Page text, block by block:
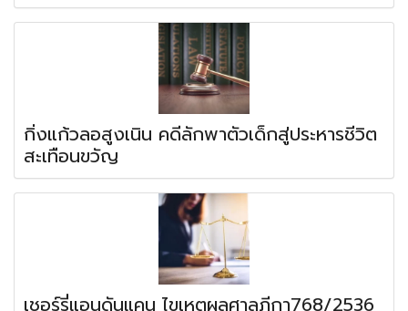
กิ่งแก้วลอสูงเนิน คดีลักพาตัวเด็กสู่ประหารชีวิต
สะเทือนขวัญ
เชอร์รี่แอนดันแคน ไขเหตุผลศาลฎีกา768/2536